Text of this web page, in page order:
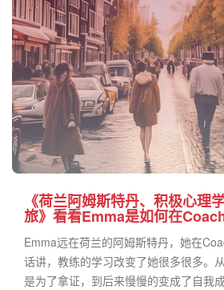
《荷兰阿姆斯特丹、积极心理
旅》看看Emma是如何在
Emma远在荷兰的阿姆斯特丹，她在
话讲，教练的学习改变了她很多很多。
是为了拿证，到后来慢慢的变成了自我